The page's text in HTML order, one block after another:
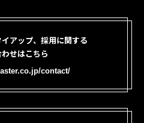
アップ、採用に関する
せはこちら
contact/